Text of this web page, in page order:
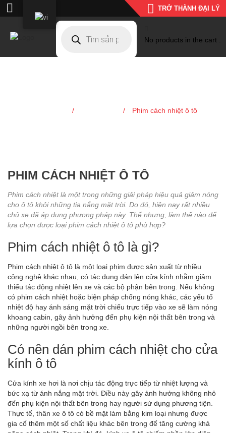
TRỞ THÀNH ĐẠI LÝ
No products in the cart .
/ / Phim cách nhiệt ô tô
PHIM CÁCH NHIỆT Ô TÔ
Phim cách nhiệt là một trong những giải pháp hiệu quả giảm nóng
cho ô tô khỏi những tia nắng mặt trời. Do đó, hiện nay rất nhiều
chủ xe đã áp dụng phương pháp này. Thế nhưng, làm thế nào để
lựa chọn được loại phim cách nhiệt ô tô phù hợp?
Phim cách nhiệt ô tô là gì?
Phim cách nhiệt ô tô là một loại phim được sản xuất từ nhiều
công nghệ khác nhau, có tác dụng dán lên cửa kính nhằm giảm
thiểu tác động nhiệt lên xe và các bộ phận bên trong. Nếu không
có phim cách nhiệt hoặc biện pháp chống nóng khác, các yếu tố
nhiệt độ hay ánh sáng mặt trời chiếu trực tiếp vào xe sẽ làm nóng
khoang cabin, gây ảnh hưởng đến phụ kiện nội thất bên trong và
những người ngồi bên trong xe.
Có nên dán phim cách nhiệt cho cửa
kính ô tô
Cửa kính xe hơi là nơi chịu tác động trực tiếp từ nhiệt lượng và
bức xạ từ ánh nắng mặt trời. Điều này gây ảnh hưởng không nhỏ
đến phụ kiện nội thất bên trong hay người sử dụng phương tiện.
Thực tế, thân xe ô tô có bề mặt làm bằng kim loại nhưng được
gia cố thêm một số chất liệu khác bên trong để tăng cường khả